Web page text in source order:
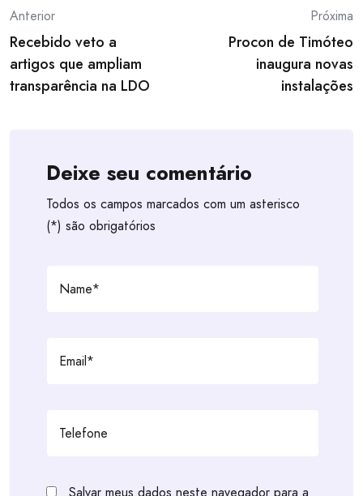
Post
navigation
Anterior
Recebido veto a
artigos que ampliam
transparência na LDO
Próxima
Procon de Timóteo
inaugura novas
instalações
Deixe seu comentário
Todos os campos marcados com um asterisco
(*) são obrigatórios